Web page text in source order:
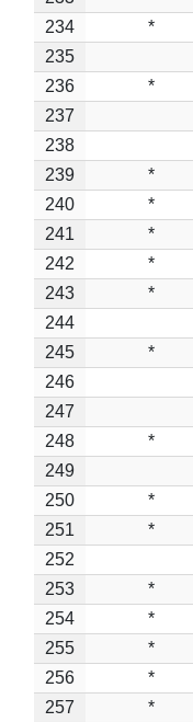
234
*
235
236
*
237
238
239
*
240
*
241
*
242
*
243
*
244
245
*
246
247
248
*
249
250
*
251
*
252
253
*
254
*
255
*
256
*
257
*